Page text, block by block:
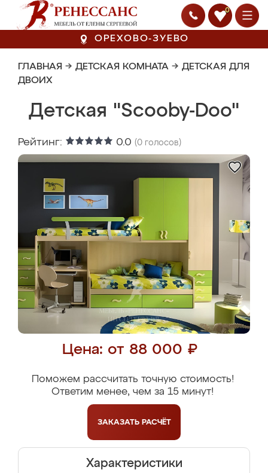
0
ОРЕХОВО-ЗУЕВО
ГЛАВНАЯ → ДЕТСКАЯ КОМНАТА → ДЕТСКАЯ ДЛЯ
ДВОИХ
Детская "Scooby-Doo"
Рейтинг: 0.0 (0 голосов)
Цена: от 88 000 ₽
Поможем рассчитать точную стоимость!
Ответим менее, чем за 15 минут!
ЗАКАЗАТЬ РАСЧЁТ
Характеристики